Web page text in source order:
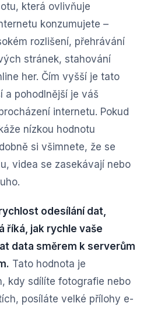
která ovlivňuje
konzumujete –
rozlišení, přehrávání
stránek, stahování
her. Čím vyšší je tato
a pohodlnější je váš
internetu. Pokud
nízkou hodnotu
si všimnete, že se
videa se zasekávají nebo
odesílání dat,
říká, jak rychle vaše
data směrem k serverům
Tato hodnota je
kdy sdílíte fotografie nebo
posíláte velké přílohy e-